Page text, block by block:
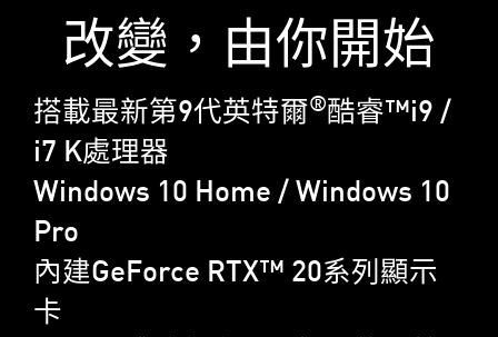
改變，由你開始
搭載最新第9代英特爾®酷睿™i9 /
i7 K處理器
Windows 10 Home / Windows 10
Pro
內建GeForce RTX™ 20系列顯示
卡